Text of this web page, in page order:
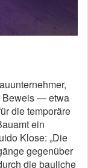
Beweis ― etwa
die temporäre
ein
Klose: „Die
gegenüber
die bauliche